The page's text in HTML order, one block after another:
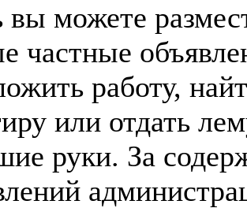
вы можете
частные
работу,
или отдать
руки. За